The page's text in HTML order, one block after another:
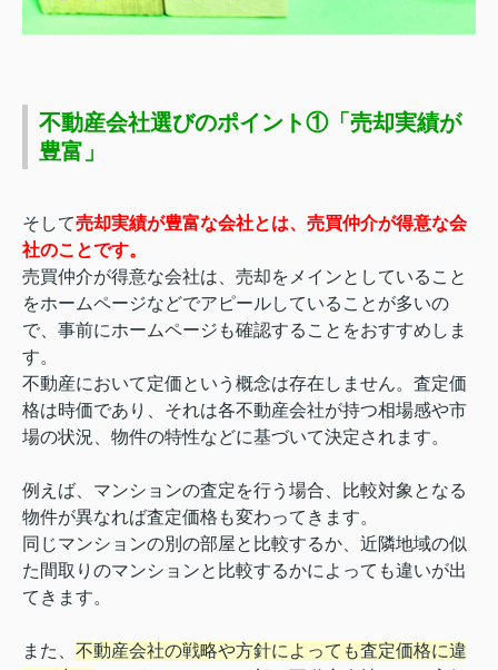
不動産会社選びのポイント①「売却実績が
豊富」
そして売却実績が豊富な会社とは、売買仲介が得意な会
社のことです。
売買仲介が得意な会社は、売却をメインとしていること
をホームページなどでアピールしていることが多いの
で、事前にホームページも確認することをおすすめしま
す。
不動産において定価という概念は存在しません。査定価
格は時価であり、それは各不動産会社が持つ相場感や市
場の状況、物件の特性などに基づいて決定されます。
例えば、マンションの査定を行う場合、比較対象となる
物件が異なれば査定価格も変わってきます。
同じマンションの別の部屋と比較するか、近隣地域の似
た間取りのマンションと比較するかによっても違いが出
てきます。
また、 不動産会社の戦略や方針によっても査定価格に違